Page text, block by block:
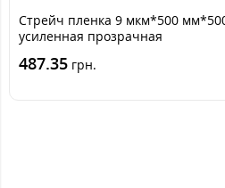
Стрейч пленка 9 мкм*500
усиленная прозрачная
487.35 грн.